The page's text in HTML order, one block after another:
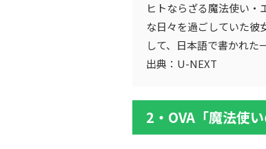
ヒトならざる魔法使い
な日々を過ごしていた彼
して、日本語で書かれた
出典：U-NEXT
2・ OVA「魔法使